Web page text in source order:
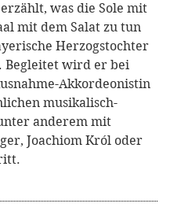
was die Sole mit
mit dem Salat zu tun
Herzogstochter
Begleitet wird er bei
Akkordeonistin
musikalisch-
anderem mit
Joachiom Król oder